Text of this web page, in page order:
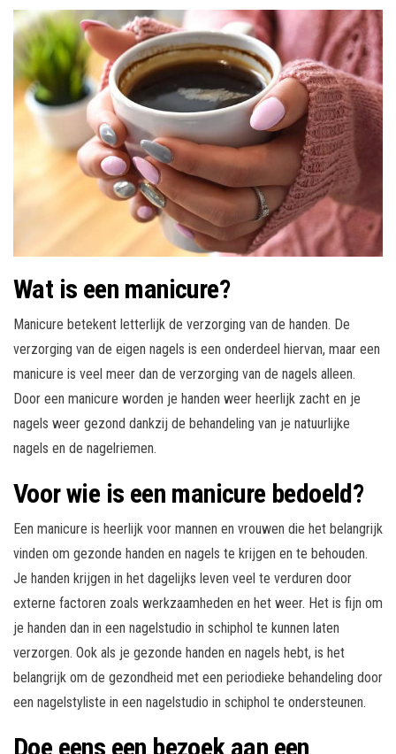
Wat is een manicure?
Manicure betekent letterlijk de verzorging van de handen. De
verzorging van de eigen nagels is een onderdeel hiervan, maar een
manicure is veel meer dan de verzorging van de nagels alleen.
Door een manicure worden je handen weer heerlijk zacht en je
nagels weer gezond dankzij de behandeling van je natuurlijke
nagels en de nagelriemen.
Voor wie is een manicure bedoeld?
Een manicure is heerlijk voor mannen en vrouwen die het belangrijk
vinden om gezonde handen en nagels te krijgen en te behouden.
Je handen krijgen in het dagelijks leven veel te verduren door
externe factoren zoals werkzaamheden en het weer. Het is fijn om
je handen dan in een nagelstudio in schiphol te kunnen laten
verzorgen. Ook als je gezonde handen en nagels hebt, is het
belangrijk om de gezondheid met een periodieke behandeling door
een nagelstyliste in een nagelstudio in schiphol te ondersteunen.
Doe eens een bezoek aan een